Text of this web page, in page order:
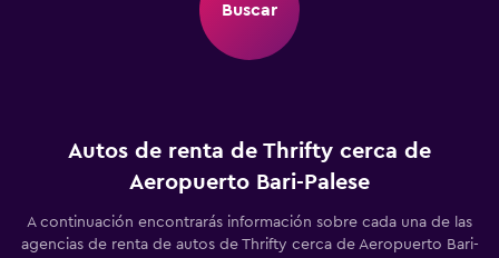
Buscar
Autos de renta de Thrifty cerca de
Aeropuerto Bari-Palese
A continuación encontrarás información sobre cada una de las
agencias de renta de autos de Thrifty cerca de Aeropuerto Bari-